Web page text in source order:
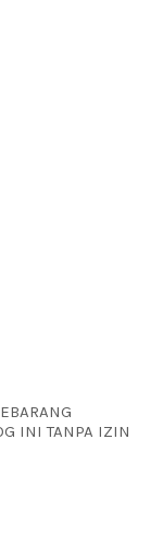
INI TANPA IZIN